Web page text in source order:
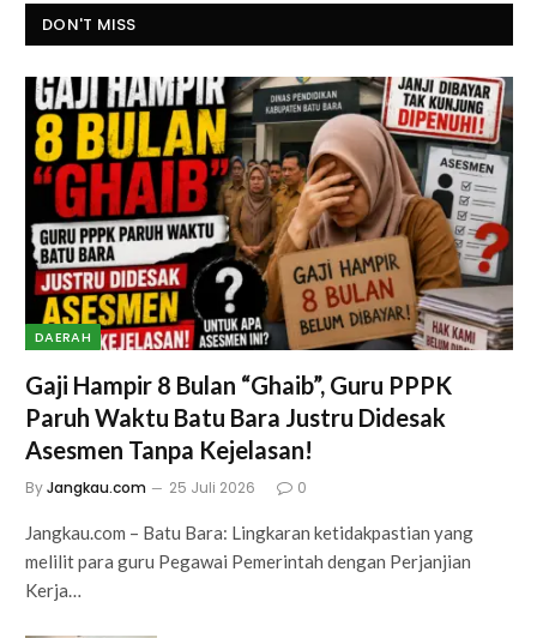
DON'T MISS
DAERAH
Gaji Hampir 8 Bulan “Ghaib”, Guru PPPK
Paruh Waktu Batu Bara Justru Didesak
Asesmen Tanpa Kejelasan!
ByJangkau.com 25 Juli 2026 0
Jangkau.com – Batu Bara: Lingkaran ketidakpastian yang
melilit para guru Pegawai Pemerintah dengan Perjanjian
Kerja…